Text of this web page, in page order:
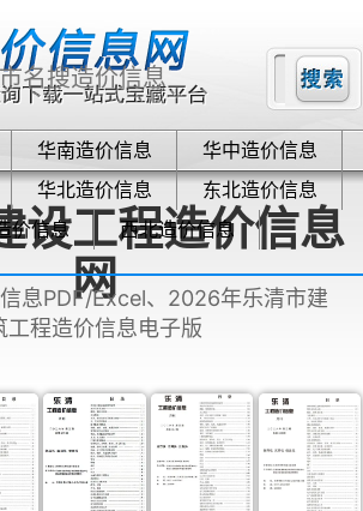
华南造价信息
华中造价信息
华北造价信息
东北造价信息
价信息
西北造价信息
设工程造价信息
网
息PDF/Excel、2026年乐清市建
工程造价信息电子版